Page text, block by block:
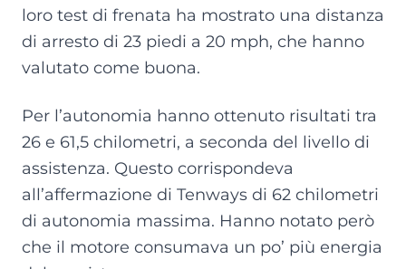
loro test di frenata ha mostrato una distanza
di arresto di 23 piedi a 20 mph, che hanno
valutato come buona.
Per l’autonomia hanno ottenuto risultati tra
26 e 61,5 chilometri, a seconda del livello di
assistenza. Questo corrispondeva
all’affermazione di Tenways di 62 chilometri
di autonomia massima. Hanno notato però
che il motore consumava un po’ più energia